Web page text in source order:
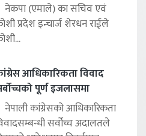
नेकपा (एमाले) का सचिव एवं
प्रदेश इन्चार्ज शेरधन राईले
आधिकारिकता विवाद
पूर्ण इजलासमा
नेपाली कांग्रेसको आधिकारिकता
सर्वोच्च अदालतले